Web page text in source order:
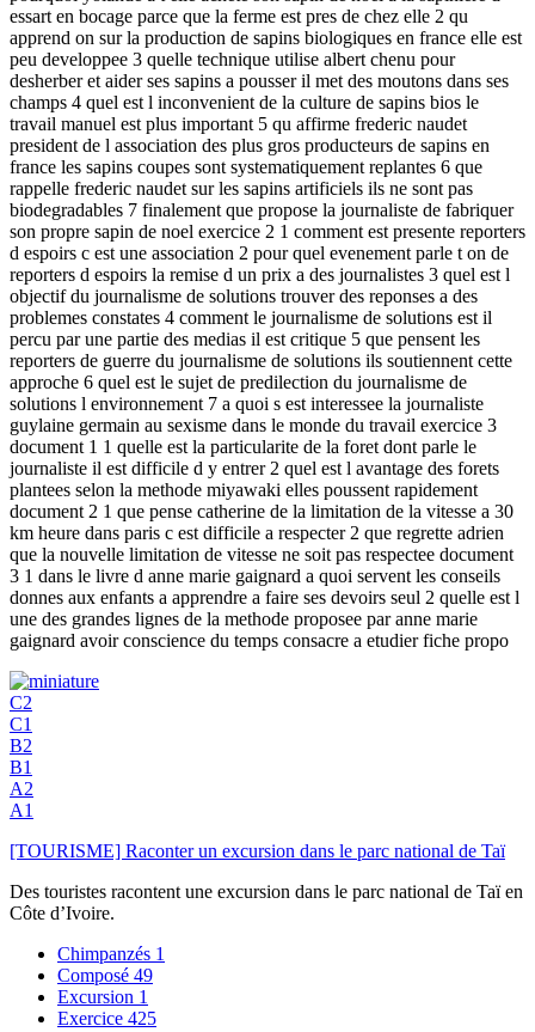
essart en bocage parce que la ferme est pres de chez elle 2 qu
apprend on sur la production de sapins biologiques en france elle est
peu developpee 3 quelle technique utilise albert chenu pour
desherber et aider ses sapins a pousser il met des moutons dans ses
champs 4 quel est l inconvenient de la culture de sapins bios le
travail manuel est plus important 5 qu affirme frederic naudet
president de l association des plus gros producteurs de sapins en
france les sapins coupes sont systematiquement replantes 6 que
rappelle frederic naudet sur les sapins artificiels ils ne sont pas
biodegradables 7 finalement que propose la journaliste de fabriquer
son propre sapin de noel exercice 2 1 comment est presente reporters
d espoirs c est une association 2 pour quel evenement parle t on de
reporters d espoirs la remise d un prix a des journalistes 3 quel est l
objectif du journalisme de solutions trouver des reponses a des
problemes constates 4 comment le journalisme de solutions est il
percu par une partie des medias il est critique 5 que pensent les
reporters de guerre du journalisme de solutions ils soutiennent cette
approche 6 quel est le sujet de predilection du journalisme de
solutions l environnement 7 a quoi s est interessee la journaliste
guylaine germain au sexisme dans le monde du travail exercice 3
document 1 1 quelle est la particularite de la foret dont parle le
journaliste il est difficile d y entrer 2 quel est l avantage des forets
plantees selon la methode miyawaki elles poussent rapidement
document 2 1 que pense catherine de la limitation de la vitesse a 30
km heure dans paris c est difficile a respecter 2 que regrette adrien
que la nouvelle limitation de vitesse ne soit pas respectee document
3 1 dans le livre d anne marie gaignard a quoi servent les conseils
donnes aux enfants a apprendre a faire ses devoirs seul 2 quelle est l
une des grandes lignes de la methode proposee par anne marie
gaignard avoir conscience du temps consacre a etudier fiche propo
C2
C1
B2
B1
A2
A1
[TOURISME] Raconter un excursion dans le parc national de Taï
Des touristes racontent une excursion dans le parc national de Taï en
Côte d’Ivoire.
Chimpanzés 1
Composé 49
Excursion 1
Exercice 425